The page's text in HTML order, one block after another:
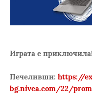
Играта е приключила!
Печеливши: https://
bg.nivea.com/22/